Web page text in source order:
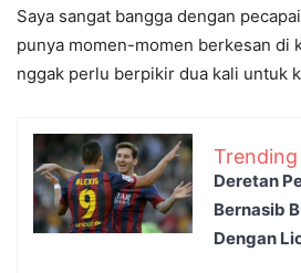
Saya sangat bangga dengan
punya momen-momen berkesan di
nggak perlu berpikir dua kali untuk
Trending
Deretan
Bernasib
Dengan